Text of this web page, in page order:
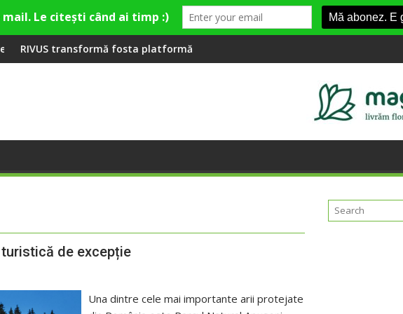
VillageCarbochim într-un nou centru cultural și de divertisment din Cluj-Napoca
Când luna devine o întrebare
de excepție
Una dintre cele mai importante arii protejate